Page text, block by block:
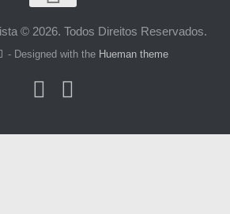
© 2026. Todos Direitos Reservados.
- Designed with the Hueman theme